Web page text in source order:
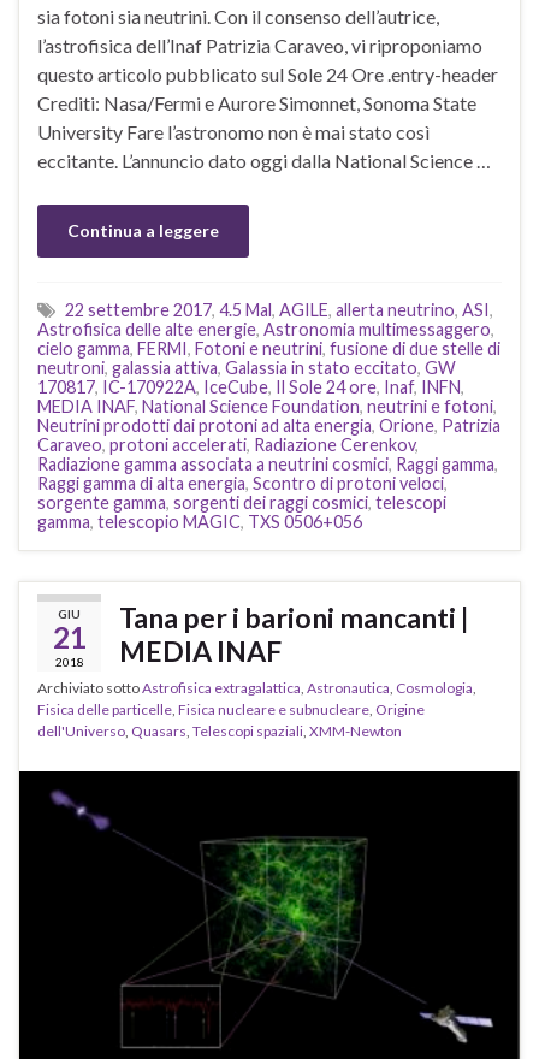
sia fotoni sia neutrini. Con il consenso dell’autrice,
l’astrofisica dell’Inaf Patrizia Caraveo, vi riproponiamo
questo articolo pubblicato sul Sole 24 Ore .entry-header
Crediti: Nasa/Fermi e Aurore Simonnet, Sonoma State
University Fare l’astronomo non è mai stato così
eccitante. L’annuncio dato oggi dalla National Science …
Continua a leggere
22 settembre 2017, 4.5 Mal, AGILE, allerta neutrino, ASI,
Astrofisica delle alte energie, Astronomia multimessaggero,
cielo gamma, FERMI, Fotoni e neutrini, fusione di due stelle di
neutroni, galassia attiva, Galassia in stato eccitato, GW
170817, IC-170922A, IceCube, Il Sole 24 ore, Inaf, INFN,
MEDIA INAF, National Science Foundation, neutrini e fotoni,
Neutrini prodotti dai protoni ad alta energia, Orione, Patrizia
Caraveo, protoni accelerati, Radiazione Cerenkov,
Radiazione gamma associata a neutrini cosmici, Raggi gamma,
Raggi gamma di alta energia, Scontro di protoni veloci,
sorgente gamma, sorgenti dei raggi cosmici, telescopi
gamma, telescopio MAGIC, TXS 0506+056
GIU
21
2018
Tana per i barioni mancanti |
MEDIA INAF
Archiviato sottoAstrofisica extragalattica Astronautica Cosmologia
Fisica delle particelle Fisica nucleare e subnucleare Origine
dell'Universo Quasars Telescopi spaziali XMM-Newton